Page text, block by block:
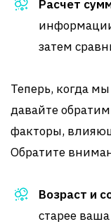
Расчет
затем
Теперь, когда
давайте
факторы,
Обратите
Возраст и
старее